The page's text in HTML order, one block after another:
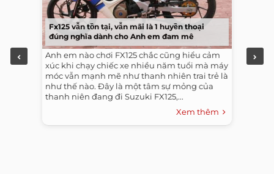
Fx125 vẫn tồn tại, vẫn mãi là 1 huyền thoại
đúng nghĩa dành cho Anh em đam mê
Anh em nào chơi FX125 chắc cũng hiểu cảm
xúc khi chạy chiếc xe nhiều năm tuổi mà máy
móc vẫn mạnh mẽ như thanh nhiên trai trẻ là
như thế nào. Đây là một tâm sự mỏng của
thanh niên đang đi Suzuki FX125,...
Xem thêm